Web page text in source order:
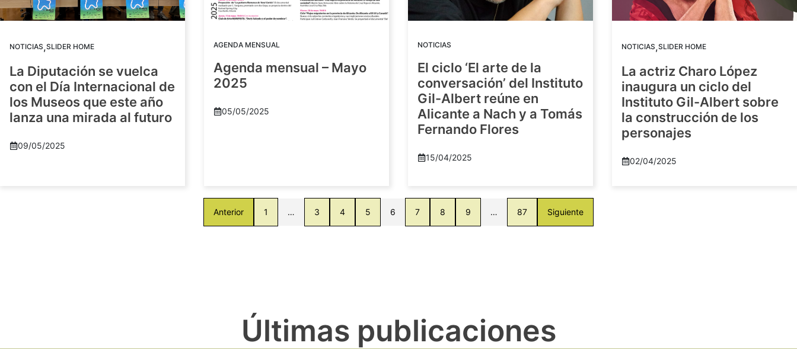
NOTICIAS,SLIDER HOME
La Diputación se vuelca
con el Día Internacional de
los Museos que este año
lanza una mirada al futuro
09/05/2025
AGENDA MENSUAL
Agenda mensual – Mayo
2025
05/05/2025
NOTICIAS
El ciclo ‘El arte de la
conversación’ del Instituto
Gil-Albert reúne en
Alicante a Nach y a Tomás
Fernando Flores
15/04/2025
NOTICIAS,SLIDER HOME
La actriz Charo López
inaugura un ciclo del
Instituto Gil-Albert sobre
la construcción de los
personajes
02/04/2025
Anterior 1 … 3 4 5 6 7 8 9 … 87 Siguiente
Últimas publicaciones